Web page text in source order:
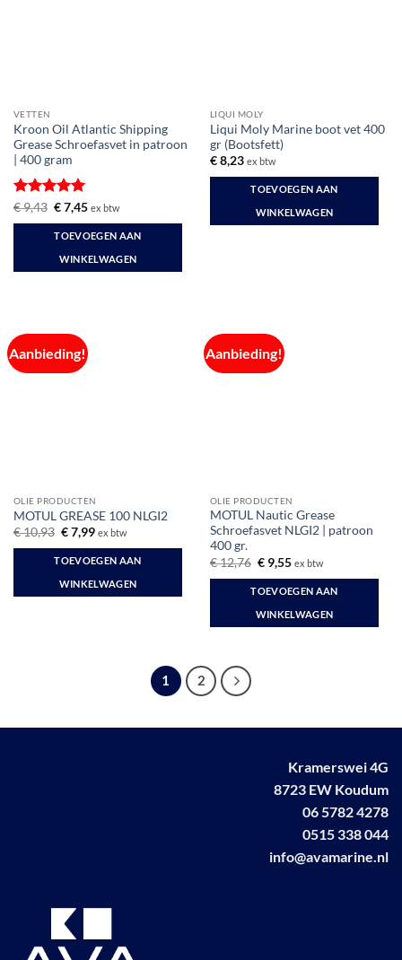
VETTEN
Kroon Oil Atlantic Shipping
Grease Schroefasvet in patroon
| 400 gram
Gewaardeerd
5uit 5
€9,43 Oorspronkelijke
prijs
was:
€ 9,43.
€7,45Huidige
is:
€ 7,45.
ex btw
TOEVOEGEN AAN
WINKELWAGEN
LIQUI MOLY
Liqui Moly Marine boot vet 400
gr (Bootsfett)
€8,23 ex btw
TOEVOEGEN AAN
WINKELWAGEN
Aanbieding!
OLIE PRODUCTEN
MOTUL GREASE 100 NLGI2
€10,93 Oorspronkelijke
prijs
was:
€ 10,93.
€7,99Huidige
is:
€ 7,99.
ex btw
TOEVOEGEN AAN
WINKELWAGEN
Aanbieding!
OLIE PRODUCTEN
MOTUL Nautic Grease
Schroefasvet NLGI2 | patroon
400 gr.
€12,76 Oorspronkelijke
prijs
was:
€ 12,76.
€9,55Huidige
is:
€ 9,55.
ex btw
TOEVOEGEN AAN
WINKELWAGEN
1 2
Kramerswei 4G
8723 EW Koudum
06 5782 4278
0515 338 044
info@avamarine.nl